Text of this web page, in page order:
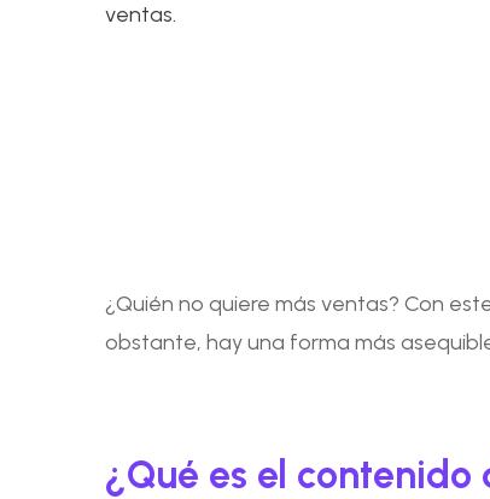
ventas.
¿Quién no quiere más ventas? Con
obstante, hay una forma más
¿Qué es el